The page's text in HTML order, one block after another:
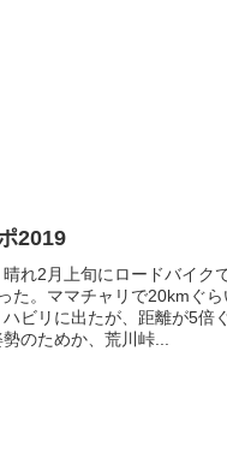
2019
2月上旬にロードバイク
た。ママチャリで20kmぐ
ビリに出たが、距離が5倍
のためか、荒川峠...